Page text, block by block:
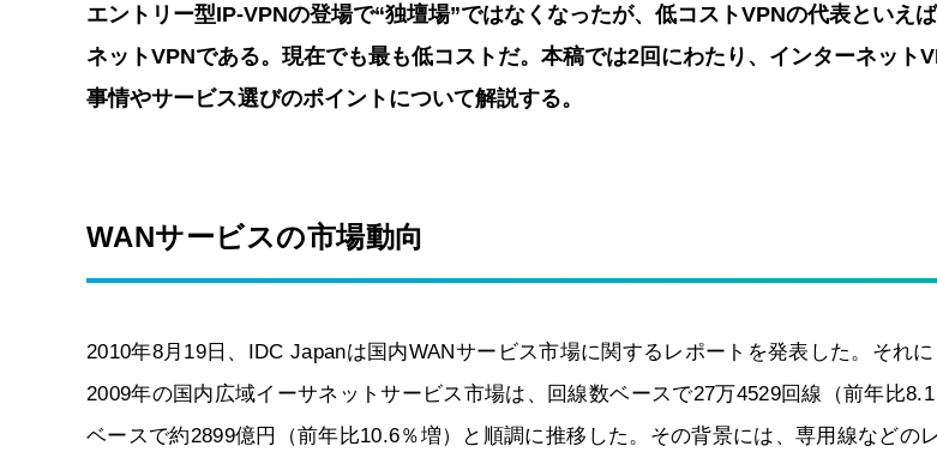
エントリー型IP-VPNの登場で“独壇場”ではなくなったが、低コストVPNの代表といえ
ネットVPNである。現在でも最も低コストだ。本稿では2回にわたり、インターネット
事情やサービス選びのポイントについて解説する。
WANサービスの市場動向
2010年8月19日、IDC Japanは国内WANサービス市場に関するレポートを発表した。それに
2009年の国内広域イーサネットサービス市場は、回線数ベースで27万4529回線（前年比
ベースで約2899億円（前年比10.6％増）と順調に推移した。その背景には、専用線などの